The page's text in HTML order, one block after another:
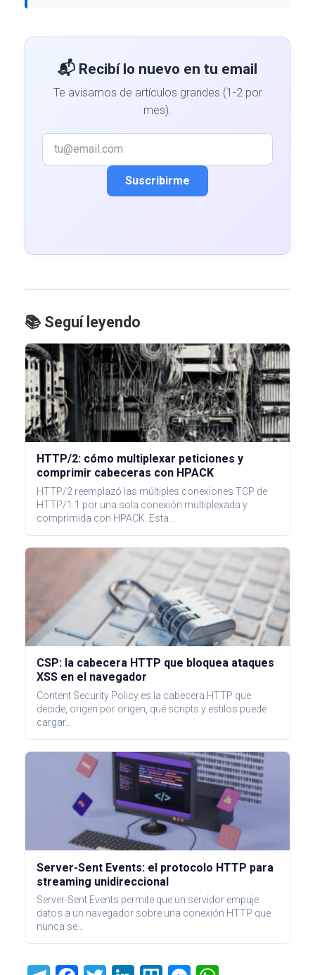
📬 Recibí lo nuevo en tu email
Te avisamos de artículos grandes (1-2 por
mes).
Suscribirme
📚 Seguí leyendo
HTTP/2: cómo multiplexar peticiones y
comprimir cabeceras con HPACK
HTTP/2 reemplazó las múltiples conexiones TCP de
HTTP/1.1 por una sola conexión multiplexada y
comprimida con HPACK. Esta…
CSP: la cabecera HTTP que bloquea ataques
XSS en el navegador
Content Security Policy es la cabecera HTTP que
decide, origen por origen, qué scripts y estilos puede
cargar…
Server-Sent Events: el protocolo HTTP para
streaming unidireccional
Server-Sent Events permite que un servidor empuje
datos a un navegador sobre una conexión HTTP que
nunca se…